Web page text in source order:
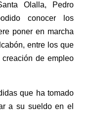
Olalla, Pedro
conocer los
poner en marcha
entre los que
de empleo
que ha tomado
a su sueldo en el